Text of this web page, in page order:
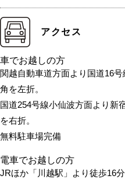
アクセス
車でお越しの方
関越自動車道方面より国道16
角を左折。
国道254号線小仙波方面より新
を右折。
無料駐車場完備
電車でお越しの方
JRほか「川越駅」より徒歩16分